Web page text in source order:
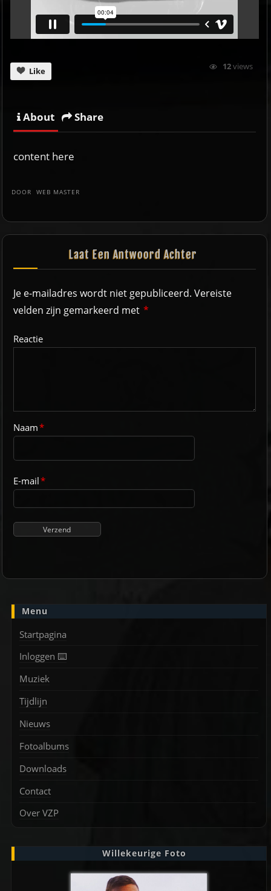
Like 12views
About Share
content here
DOOR WEB MASTER
Laat Een Antwoord Achter
Je e-mailadres wordt niet gepubliceerd. Vereiste
velden zijn gemarkeerd met *
Reactie
Naam*
E-mail*
Menu
Startpagina
Inloggen ⌨️
Muziek
Tijdlijn
Nieuws
Fotoalbums
Downloads
Contact
Over VZP
Willekeurige Foto